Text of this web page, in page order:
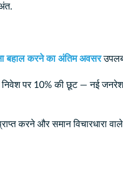
बहाल करने का अंतिम अवसर
पर 10% की छूट — नई
करने और समान विचारधारा